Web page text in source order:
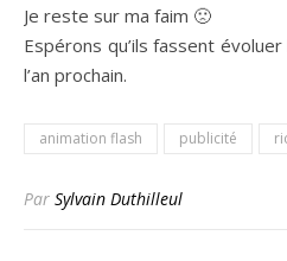
Je reste sur ma faim 🙁
Espérons qu’ils fassent
l’an prochain.
animation flash publicité
Par Sylvain Duthilleul